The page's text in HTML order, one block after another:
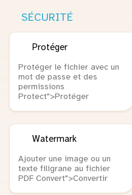
SÉCURITÉ
Protéger
Protéger le fichier avec un
mot de passe et des
permissions
Protect">Protéger
Watermark
Ajouter une image ou un
texte filigrane au fichier
PDF Convert">Convertir